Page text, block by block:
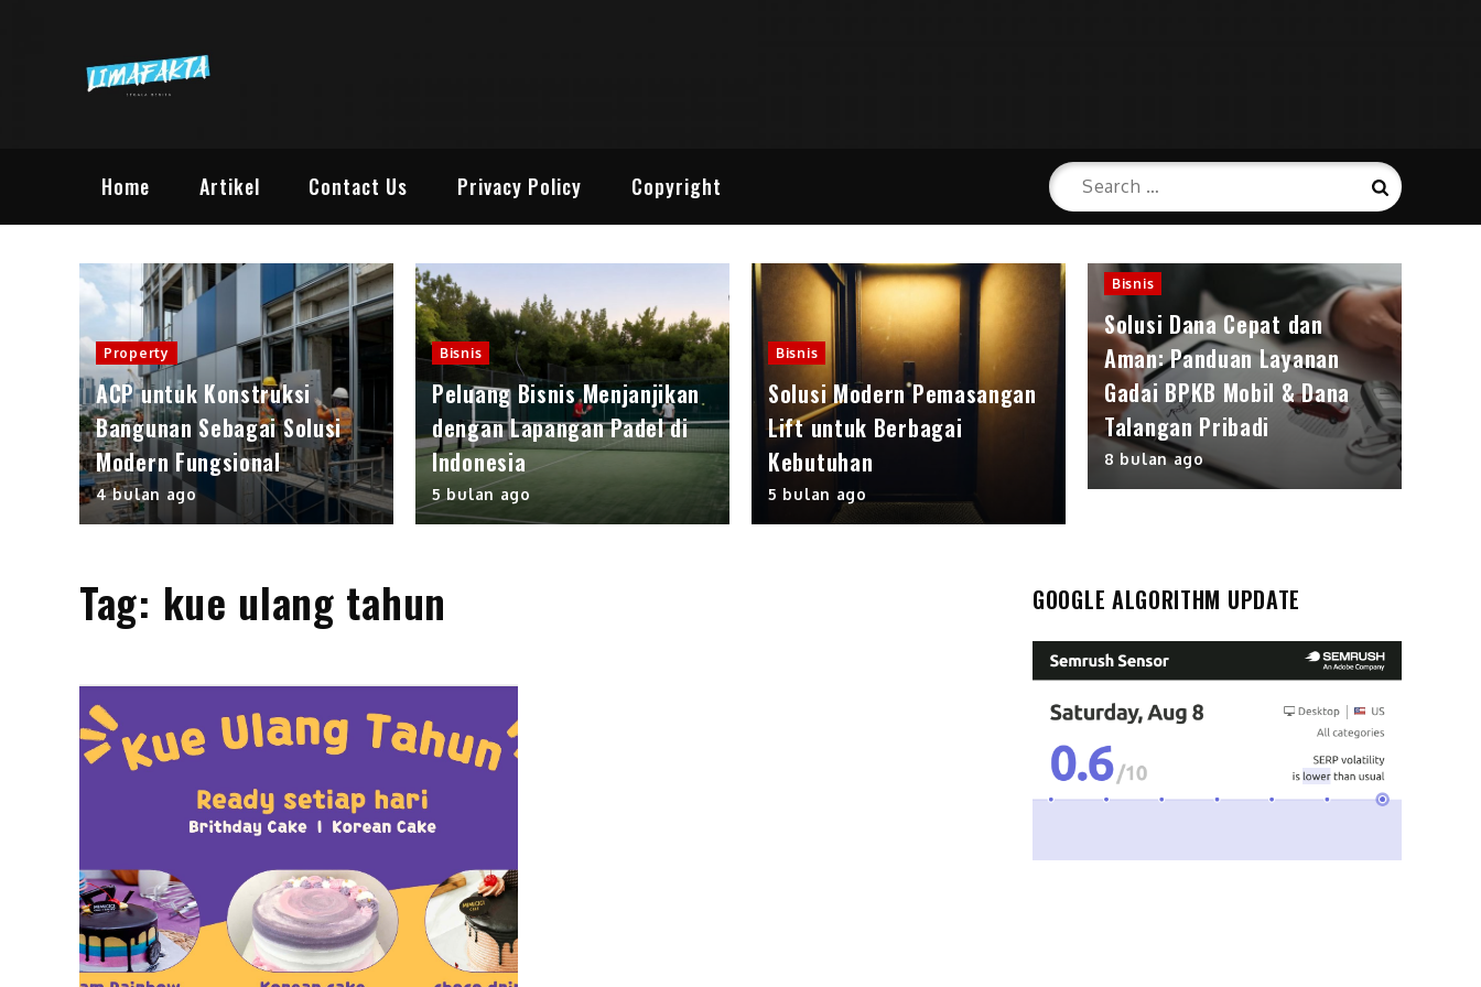
Home Artikel Contact Us Privacy Policy Copyright
Search
for:
Search
Property
ACP untuk Konstruksi
Bangunan Sebagai Solusi
Modern Fungsional
4 bulan ago
Bisnis
Peluang Bisnis Menjanjikan
dengan Lapangan Padel di
Indonesia
5 bulan ago
Bisnis
Solusi Modern Pemasangan
Lift untuk Berbagai
Kebutuhan
5 bulan ago
Bisnis
Solusi Dana Cepat dan
Aman: Panduan Layanan
Gadai BPKB Mobil & Dana
Talangan Pribadi
8 bulan ago
Tag: kue ulang tahun GOOGLE ALGORITHM UPDATE